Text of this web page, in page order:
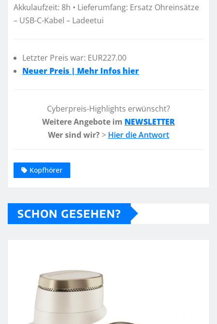
Akkulaufzeit: 8h • Lieferumfang: Ersatz Ohreinsätze
– USB-C-Kabel – Ladeetui
Letzter Preis war: EUR227.00
Neuer Preis | Mehr Infos hier
Cyberpreis-Highlights erwünscht?
Weitere Angebote im NEWSLETTER
Wer sind wir? > Hier die Antwort
Kopfhörer
SCHON GESEHEN?